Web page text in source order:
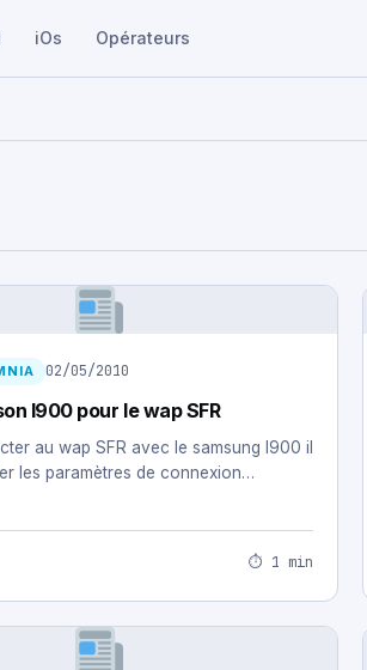
iOs Opérateurs
02/05/2010
I900 pour le wap SFR
au wap SFR avec le samsung I900 il
les paramètres de connexion…
⏱ 1 min